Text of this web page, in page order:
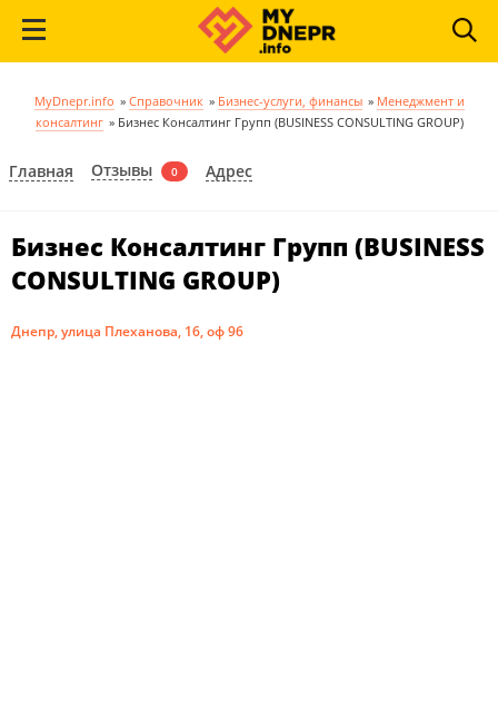
MyDnepr.info » Справочник » Бизнес-услуги, финансы » Менеджмент и
консалтинг » Бизнес Консалтинг Групп (BUSINESS CONSULTING GROUP)
Главная Отзывы 0 Адрес
Бизнес Консалтинг Групп (BUSINESS
CONSULTING GROUP)
Днепр, улица Плеханова, 16, оф 96